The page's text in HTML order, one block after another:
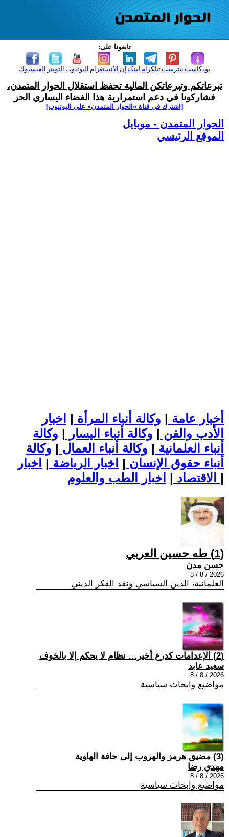
تابعونا على:
الفيسبوك التويتر اليوتيوب الانستغرام لينكدإن تيلكرامبنترست بودكاست
تبرعاتكم وتبرعاتكن المالية تحفظ استقلال الحوار المتمدن،
فشاركونا في دعم استمرارية هذا الفضاء اليساري الحر
[اشترك في قناة ‫«الحوار المتمدن» على اليوتيوب]
الحوار المتمدن - موبايل
الموقع الرئيسي
أخبار عامة | وكالة أنباء المرأة | اخبار
الأدب والفن | وكالة أنباء اليسار | وكالة
أنباء العلمانية | وكالة أنباء العمال | وكالة
أنباء حقوق الإنسان | اخبار الرياضة | اخبار
الاقتصاد | |
(1) طه حسين العربي
حسن مدن
2026 / 8 / 8
العلمانية، الدين السياسي ونقد الفكر الديني
(2) الإعدامات كدرع أخير… نظام لا يحكم إلا بالخوف
سعيد عابد
2026 / 8 / 8
مواضيع وابحاث سياسية
(3) مضيق هرمز والهروب إلى حافة الهاوية
مهدي رضا
2026 / 8 / 8
مواضيع وابحاث سياسية